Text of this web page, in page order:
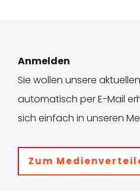
Anmelden
Sie wollen unsere
automatisch per E-Mail
sich einfach in unseren
Zum